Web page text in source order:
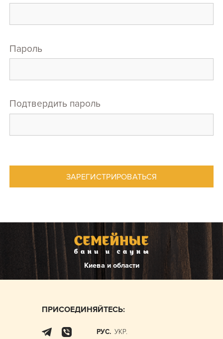
Пароль
Подтвердить пароль
ЗАРЕГИСТРИРОВАТЬСЯ
киева и области
ПРИСОЕДИНЯЙТЕСЬ:
РУС. УКР.